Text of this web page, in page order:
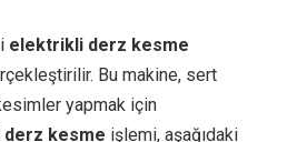
elektrikli derz kesme
Bu makine, sert
yapmak için
derz kesme işlemi, aşağıdaki